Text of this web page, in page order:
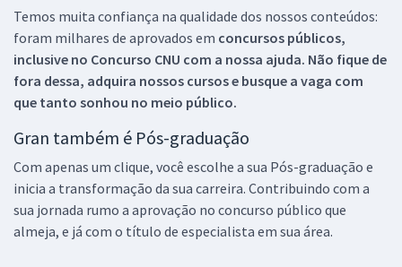
Temos muita confiança na qualidade dos nossos conteúdos:
foram milhares de aprovados em concursos públicos,
inclusive no Concurso CNU com a nossa ajuda. Não fique de
fora dessa, adquira nossos cursos e busque a vaga com
que tanto sonhou no meio público.
Gran também é Pós-graduação
Com apenas um clique, você escolhe a sua Pós-graduação e
inicia a transformação da sua carreira. Contribuindo com a
sua jornada rumo a aprovação no concurso público que
almeja, e já com o título de especialista em sua área.